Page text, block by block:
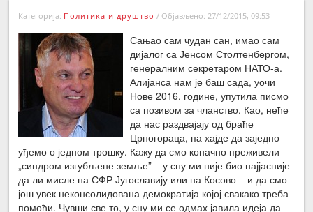
←Претходна вест
Следећа вест →
Категорија: Политика и друштво / Објављено: 27/12/2015, 09:53
Сањао сам чудан сан, имао сам
дијалог са Јенсом Столтенбергом,
генералним секретаром НАТО-а.
Алијанса нам је баш сада, уочи
Нове 2016. године, упутила писмо
са позивом за чланство. Као, неће
да нас раздвајају од браће
Црногораца, па хајде да заједно
уђемо о једном трошку. Кажу да смо коначно преживели
„синдром изгубљене земље” – у сну ми није био најјасније
да ли мисле на СФР Југославију или на Косово – и да смо
још увек неконсолидована демократија којој свакако треба
помоћи. Чувши све то, у сну ми се одмах јавила идеја да